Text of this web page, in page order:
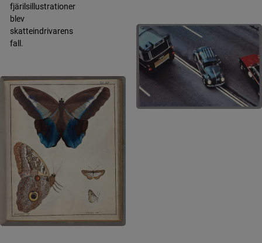
fjärilsillustrationer
blev
skatteindrivarens
fall.